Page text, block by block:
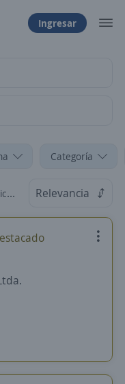
Ingresar
Categoría
Relevancia